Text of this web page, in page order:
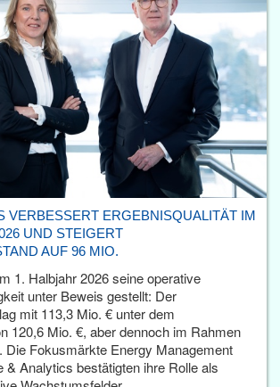
VERBESSERT ERGEBNISQUALITÄT IM
UND STEIGERT
AUF 96 MIO.
1. Halbjahr 2026 seine operative
unter Beweis gestellt: Der
mit 113,3 Mio. € unter dem
120,6 Mio. €, aber dennoch im Rahmen
Die Fokusmärkte Energy Management
& Analytics bestätigten ihre Rolle als